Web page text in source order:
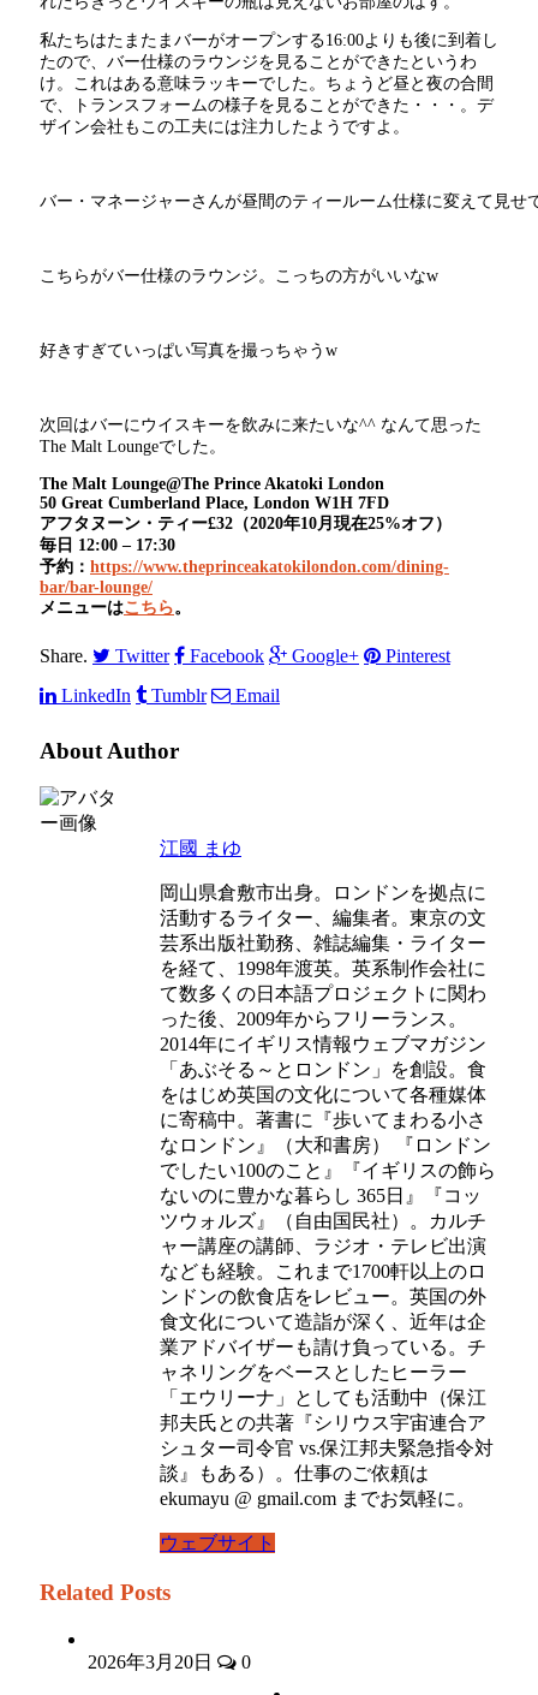
私たちはたまたまバーがオープンする16:00よりも後に到着し
たので、バー仕様のラウンジを見ることができたというわ
け。これはある意味ラッキーでした。ちょうど昼と夜の合間
で、トランスフォームの様子を見ることができた・・・。デ
ザイン会社もこの工夫には注力したようですよ。
バー・マネージャーさんが昼間のティールーム仕様に変えて見せ
こちらがバー仕様のラウンジ。こっちの方がいいなw
好きすぎていっぱい写真を撮っちゃうw
次回はバーにウイスキーを飲みに来たいな^^ なんて思った
The Malt Loungeでした。
The Malt Lounge@The Prince Akatoki London
50 Great Cumberland Place, London W1H 7FD
アフタヌーン・ティー£32（2020年10月現在25%オフ）
毎日 12:00 – 17:30
予約： https://www.theprinceakatokilondon.com/dining-
bar/bar-lounge/
メニューはこちら。
Share. Twitter Facebook Google+
Pinterest
LinkedIn
Tumblr Email
About Author
江國 まゆ
岡山県倉敷市出身。ロンドンを拠点に
活動するライター、編集者。東京の文
芸系出版社勤務、雑誌編集・ライター
を経て、1998年渡英。英系制作会社に
て数多くの日本語プロジェクトに関わ
った後、2009年からフリーランス。
2014年にイギリス情報ウェブマガジン
「あぶそる～とロンドン」を創設。食
をはじめ英国の文化について各種媒体
に寄稿中。著書に『歩いてまわる小さ
なロンドン』（大和書房） 『ロンドン
でしたい100のこと』『イギリスの飾ら
ないのに豊かな暮らし 365日』『コッ
ツウォルズ』（自由国民社）。カルチ
ャー講座の講師、ラジオ・テレビ出演
なども経験。これまで1700軒以上のロ
ンドンの飲食店をレビュー。英国の外
食文化について造詣が深く、近年は企
業アドバイザーも請け負っている。チ
ャネリングをベースとしたヒーラー
「エウリーナ」としても活動中（保江
邦夫氏との共著『シリウス宇宙連合ア
シュター司令官 vs.保江邦夫緊急指令対
談』もある）。仕事のご依頼は
ekumayu @ gmail.com までお気軽に。
ウェブサイト
Related Posts
2026年3月20日 0